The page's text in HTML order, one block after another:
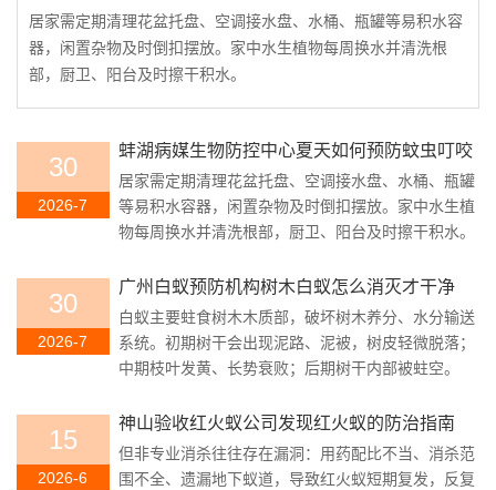
居家需定期清理花盆托盘、空调接水盘、水桶、瓶罐等易积水容
器，闲置杂物及时倒扣摆放。家中水生植物每周换水并清洗根
部，厨卫、阳台及时擦干积水。
30
2026-7
蚌湖病媒生物防控中心夏天如何预防蚊虫叮咬
居家需定期清理花盆托盘、空调接水盘、水桶、瓶罐
等易积水容器，闲置杂物及时倒扣摆放。家中水生植
物每周换水并清洗根部，厨卫、阳台及时擦干积水。
30
2026-7
广州白蚁预防机构树木白蚁怎么消灭才干净
白蚁主要蛀食树木木质部，破坏树木养分、水分输送
系统。初期树干会出现泥路、泥被，树皮轻微脱落；
中期枝叶发黄、长势衰败；后期树干内部被蛀空。
15
2026-6
神山验收红火蚁公司发现红火蚁的防治指南
但非专业消杀往往存在漏洞：用药配比不当、消杀范
围不全、遗漏地下蚁道，导致红火蚁短期复发，反复